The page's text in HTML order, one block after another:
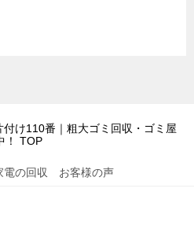
付け110番｜粗大ゴミ回収・ゴミ屋
TOP
電の回収 お客様の声